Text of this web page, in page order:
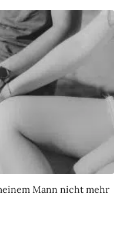
Mann nicht mehr